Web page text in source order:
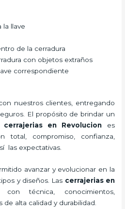
la llave
de la cerradura
con objetos extraños
correspondiente
nuestros clientes, entregando
El propósito de brindar un
cerrajerias en Revolucion es
total, compromiso, confianza,
las expectativas.
avanzar y evolucionar en la
y diseños. Las cerrajerias en
técnica, conocimientos,
de alta calidad y durabilidad.